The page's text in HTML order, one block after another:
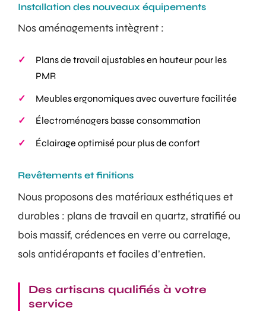
Installation des nouveaux équipements
Nos aménagements intègrent :
Plans de travail ajustables en hauteur pour les
PMR
Meubles ergonomiques avec ouverture facilitée
Électroménagers basse consommation
Éclairage optimisé pour plus de confort
Revêtements et finitions
Nous proposons des matériaux esthétiques et
durables : plans de travail en quartz, stratifié ou
bois massif, crédences en verre ou carrelage,
sols antidérapants et faciles d’entretien.
Des artisans qualifiés à votre
service